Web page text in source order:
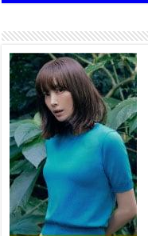
Аяллаа
иргэдэд
2026 оны
Үер усны
сэргийлж,
бэлэн
2026 оны 7 сар 15 / 13 цаг 06
Монгол адууны үнэ цэнийг
“Дэлхийн адууны өдөр”-т
байна